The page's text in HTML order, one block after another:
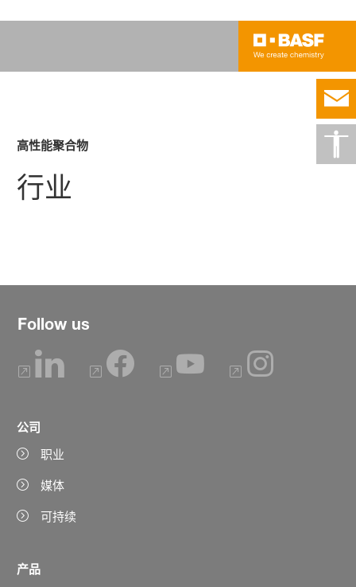
高性能聚合物
行业
Follow us
公司
职业
媒体
可持续
产品